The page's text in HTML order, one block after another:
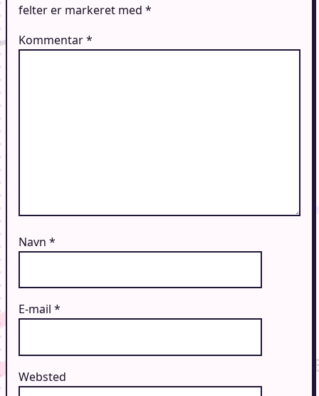
felter er markeret med *
Kommentar*
Navn *
E-mail *
Websted